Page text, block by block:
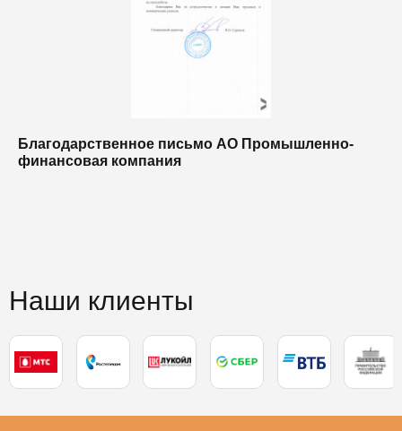
Благодарственное письмо АО Промышленно-
финансовая компания
Наши клиенты